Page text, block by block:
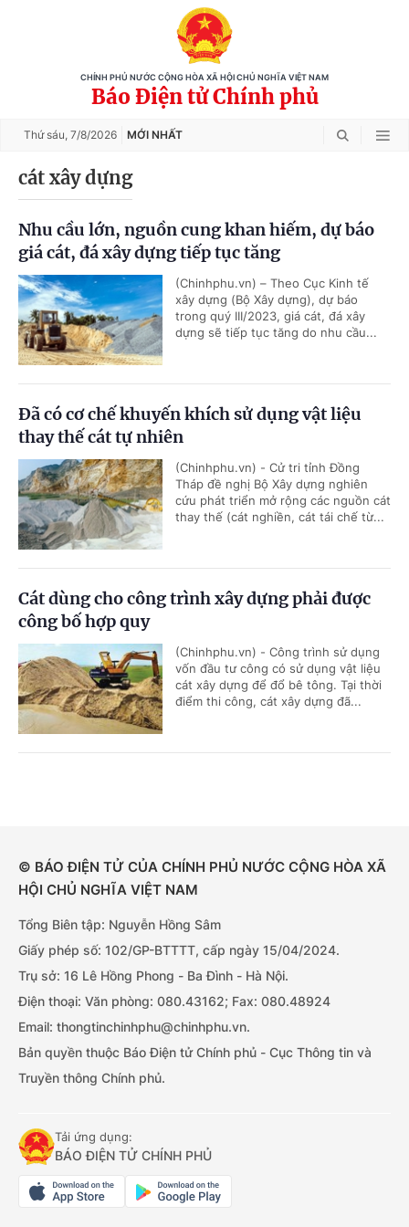
CHÍNH PHỦ NƯỚC CỘNG HÒA XÃ HỘI CHỦ NGHĨA VIỆT NAM
Báo Điện tử Chính phủ
Thứ sáu, 7/8/2026 MỚI NHẤT
cát xây dựng
Nhu cầu lớn, nguồn cung khan hiếm, dự báo
giá cát, đá xây dựng tiếp tục tăng
(Chinhphu.vn) – Theo Cục Kinh tế
xây dựng (Bộ Xây dựng), dự báo
trong quý III/2023, giá cát, đá xây
dựng sẽ tiếp tục tăng do nhu cầu...
Đã có cơ chế khuyến khích sử dụng vật liệu
thay thế cát tự nhiên
(Chinhphu.vn) - Cử tri tỉnh Đồng
Tháp đề nghị Bộ Xây dựng nghiên
cứu phát triển mở rộng các nguồn cát
thay thế (cát nghiền, cát tái chế từ...
Cát dùng cho công trình xây dựng phải được
công bố hợp quy
(Chinhphu.vn) - Công trình sử dụng
vốn đầu tư công có sử dụng vật liệu
cát xây dựng để đổ bê tông. Tại thời
điểm thi công, cát xây dựng đã...
© BÁO ĐIỆN TỬ CỦA CHÍNH PHỦ NƯỚC CỘNG HÒA XÃ
HỘI CHỦ NGHĨA VIỆT NAM
Tổng Biên tập: Nguyễn Hồng Sâm
Giấy phép số: 102/GP-BTTTT, cấp ngày 15/04/2024.
Trụ sở: 16 Lê Hồng Phong - Ba Đình - Hà Nội.
Điện thoại: Văn phòng: 080.43162; Fax: 080.48924
Email: thongtinchinhphu@chinhphu.vn.
Bản quyền thuộc Báo Điện tử Chính phủ - Cục Thông tin và
Truyền thông Chính phủ.
Tải ứng dụng:
BÁO ĐIỆN TỬ CHÍNH PHỦ